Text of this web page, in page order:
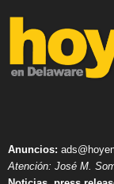
Anuncios:
Atención: José M.